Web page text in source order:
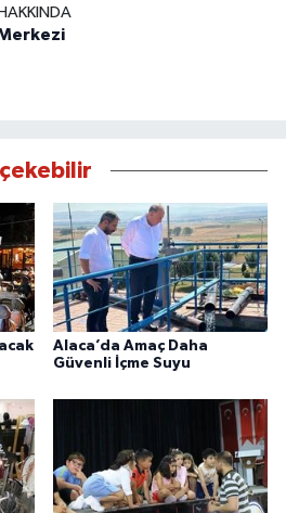
Alaca’da Amaç Daha
Güvenli İçme Suyu